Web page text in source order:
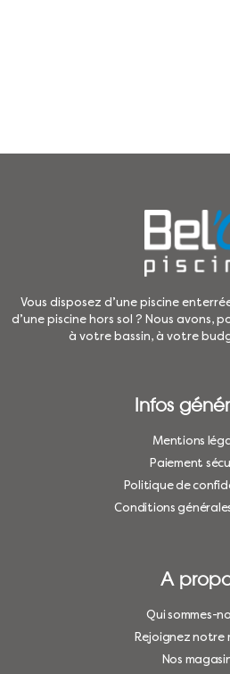
Vous disposez d’une piscine
d’une piscine hors sol ? Nous avons,
à votre bassin, à votre
Infos
Mentions
Paiement
Politique de
Conditions
A
Qui sommes-
Rejoignez notre
Nos